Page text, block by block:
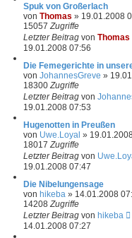
Spuk von Großerlach
von Thomas » 19.01.2008
15057Zugriffe
Letzter Beitrag von Thomas
19.01.2008 07:56
Die Femegerichte in
von JohannesGreve »
18300Zugriffe
Letzter Beitrag von
19.01.2008 07:53
Hugenotten in Preußen
von Uwe.Loyal »
18017Zugriffe
Letzter Beitrag von
19.01.2008 07:47
Die Nibelungensage
von hikeba » 14.01.2008
14208Zugriffe
Letzter Beitrag von hikeba
14.01.2008 07:27